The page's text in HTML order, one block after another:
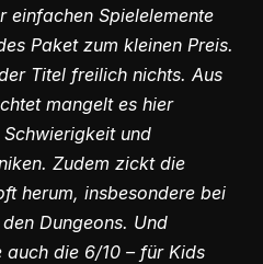
einfachen Spielelemente
Paket zum kleinen Preis.
Titel freilich nichts. Aus
mangelt es hier
und
Zudem zickt die
herum, insbesondere bei
Dungeons. Und
auch die 6/10 – für Kids